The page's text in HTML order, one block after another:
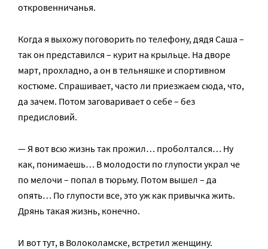
откровенничанья.
Когда я выхожу поговорить по телефону, дядя Саша –
так он представился – курит на крыльце. На дворе
март, прохладно, а он в тельняшке и спортивном
костюме. Спрашивает, часто ли приезжаем сюда, что,
да зачем. Потом заговаривает о себе – без
предисловий.
— Я вот всю жизнь так прожил… проболтался… Ну
как, понимаешь… В молодости по глупости украл че
по мелочи – попал в тюрьму. Потом вышел – да
опять… По глупости все, это уж как привычка жить.
Дрянь такая жизнь, конечно.
И вот тут, в Волоколамске, встретил женщину.